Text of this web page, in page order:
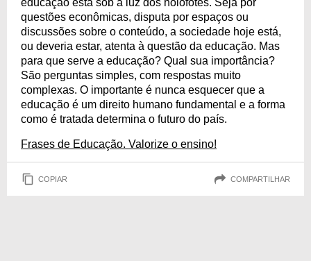
educação está sob a luz dos holofotes. Seja por
questões econômicas, disputa por espaços ou
discussões sobre o conteúdo, a sociedade hoje está,
ou deveria estar, atenta à questão da educação. Mas
para que serve a educação? Qual sua importância?
São perguntas simples, com respostas muito
complexas. O importante é nunca esquecer que a
educação é um direito humano fundamental e a forma
como é tratada determina o futuro do país.
Frases de Educação. Valorize o ensino!
COPIAR COMPARTILHAR